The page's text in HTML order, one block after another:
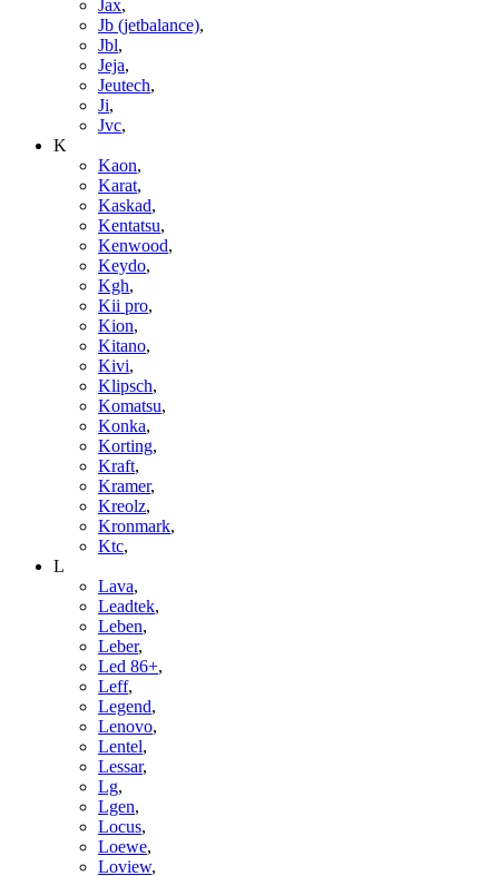
Jax,
Jb (jetbalance),
Jbl,
Jeja,
Jeutech,
Ji,
Jvc,
K
Kaon,
Karat,
Kaskad,
Kentatsu,
Kenwood,
Keydo,
Kgh,
Kii pro,
Kion,
Kitano,
Kivi,
Klipsch,
Komatsu,
Konka,
Korting,
Kraft,
Kramer,
Kreolz,
Kronmark,
Ktc,
L
Lava,
Leadtek,
Leben,
Leber,
Led 86+,
Leff,
Legend,
Lenovo,
Lentel,
Lessar,
Lg,
Lgen,
Locus,
Loewe,
Loview,